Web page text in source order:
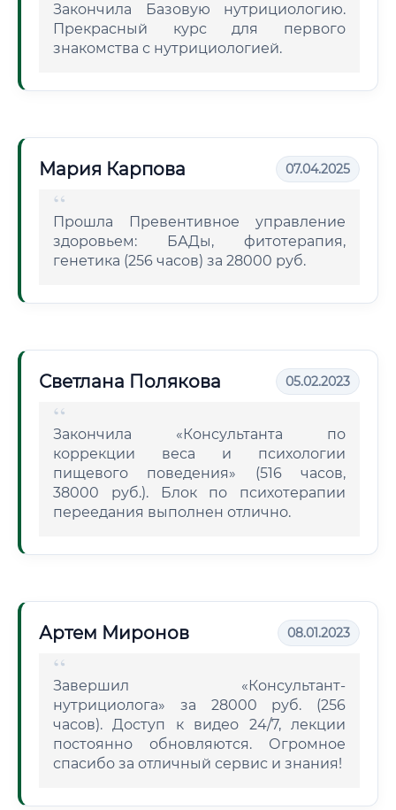
Закончила Базовую нутрициологию.
Прекрасный курс для первого
знакомства с нутрициологией.
Мария Карпова 07.04.2025
Прошла Превентивное управление
здоровьем: БАДы, фитотерапия,
генетика (256 часов) за 28000 руб.
Светлана Полякова 05.02.2023
Закончила «Консультанта по
коррекции веса и психологии
пищевого поведения» (516 часов,
38000 руб.). Блок по психотерапии
переедания выполнен отлично.
Артем Миронов 08.01.2023
Завершил «Консультант-
нутрициолога» за 28000 руб. (256
часов). Доступ к видео 24/7, лекции
постоянно обновляются. Огромное
спасибо за отличный сервис и знания!